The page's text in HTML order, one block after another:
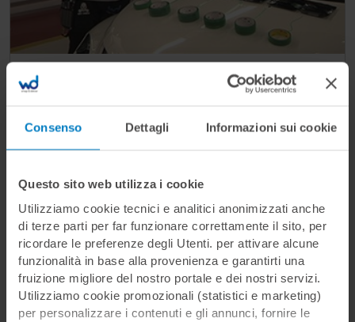
Consenso Dettagli Informazioni sui cookie
Questo sito web utilizza i cookie
Utilizziamo cookie tecnici e analitici anonimizzati anche
di terze parti per far funzionare correttamente il sito, per
ricordare le preferenze degli Utenti. per attivare alcune
funzionalità in base alla provenienza e garantirti una
fruizione migliore del nostro portale e dei nostri servizi.
Utilizziamo cookie promozionali (statistici e marketing)
per personalizzare i contenuti e gli annunci, fornire le
Video Corso 3M Knifeless - Guida
Video gratuito